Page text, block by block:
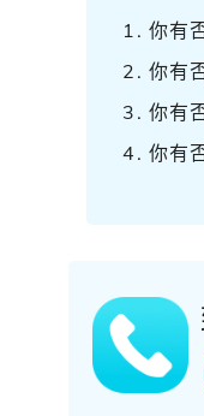
你有
你有
你有
你有